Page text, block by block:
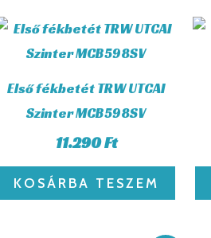
Első fékbetét TRW UTCAI
Szinter MCB598SV
11.290Ft
KOSÁRBA TESZEM